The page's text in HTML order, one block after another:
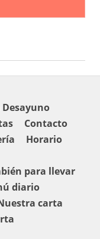
Desayuno
Contacto
Horario
para llevar
diario
carta